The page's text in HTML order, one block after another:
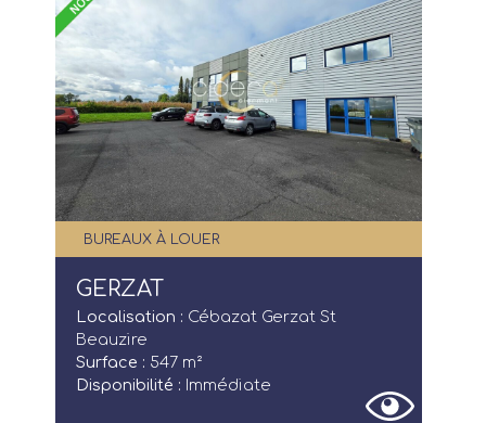
BUREAUX À LOUER
GERZAT
Localisation : Cébazat Gerzat St
Beauzire
Surface : 547 m²
Disponibilité : Immédiate